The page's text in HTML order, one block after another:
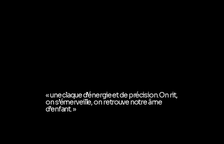
« une claque d’énergie et de précision. On rit,
on s’émerveille, on retrouve notre âme
d’enfant. »